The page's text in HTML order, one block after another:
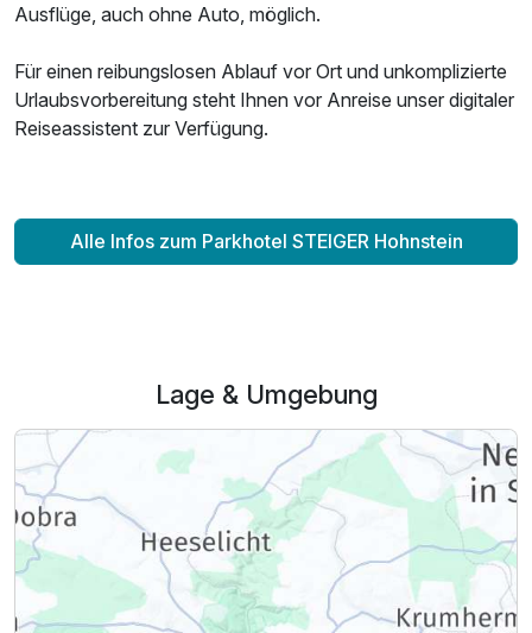
Ausflüge, auch ohne Auto, möglich.
Für einen reibungslosen Ablauf vor Ort und unkomplizierte
Urlaubsvorbereitung steht Ihnen vor Anreise unser digitaler
Reiseassistent zur Verfügung.
Alle Infos zum Parkhotel STEIGER Hohnstein
Lage & Umgebung